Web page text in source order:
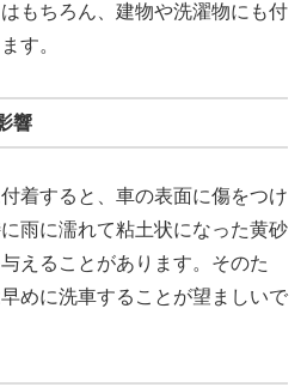
もちろん、建物や洗濯物にも付
す。
響
着すると、車の表面に傷をつけ
雨に濡れて粘土状になった黄砂
えることがあります。そのた
めに洗車することが望ましいで